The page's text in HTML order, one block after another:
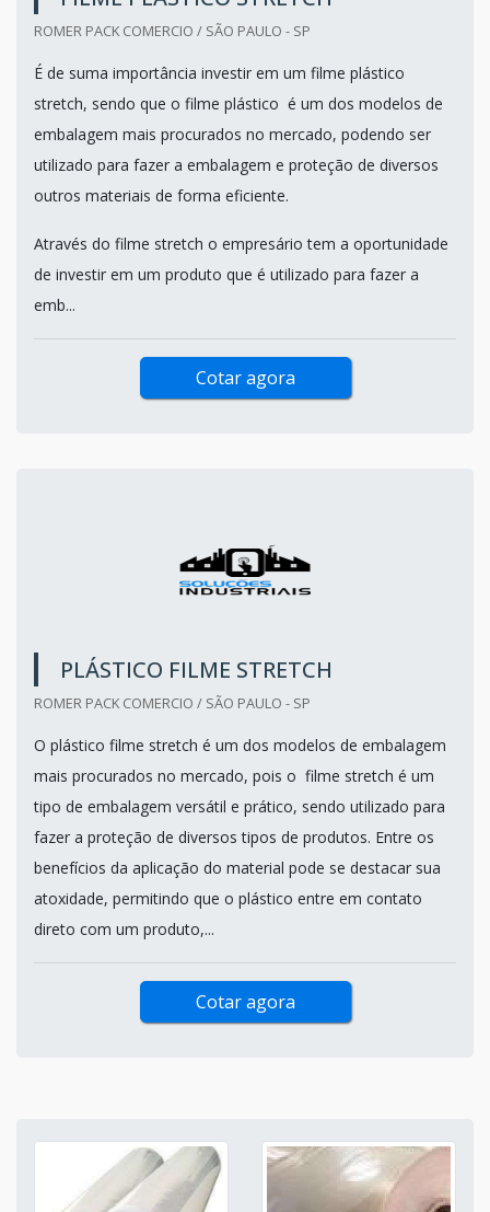
ROMER PACK COMERCIO / SÃO PAULO - SP
É de suma importância investir em um filme plástico
stretch, sendo que o filme plástico é um dos modelos de
embalagem mais procurados no mercado, podendo ser
utilizado para fazer a embalagem e proteção de diversos
outros materiais de forma eficiente.
Através do filme stretch o empresário tem a oportunidade
de investir em um produto que é utilizado para fazer a
emb...
Cotar agora
PLÁSTICO FILME STRETCH
ROMER PACK COMERCIO / SÃO PAULO - SP
O plástico filme stretch é um dos modelos de embalagem
mais procurados no mercado, pois o filme stretch é um
tipo de embalagem versátil e prático, sendo utilizado para
fazer a proteção de diversos tipos de produtos. Entre os
benefícios da aplicação do material pode se destacar sua
atoxidade, permitindo que o plástico entre em contato
direto com um produto,...
Cotar agora